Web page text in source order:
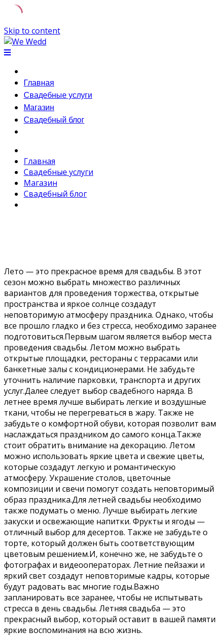
Skip to content
Главная
Свадебные услуги
Магазин
Свадебный блог
Главная
Свадебные услуги
Магазин
Свадебный блог
Лето — это прекрасное время для свадьбы. В этот
сезон можно выбрать множество различных
вариантов для проведения торжества, открытые
пространства и яркое солнце создадут
неповторимую атмосферу праздника. Однако, чтобы
все прошло гладко и без стресса, необходимо заранее
подготовиться.Первым шагом является выбор места
проведения свадьбы. Летом можно выбрать
открытые площадки, рестораны с террасами или
банкетные залы с кондиционерами. Не забудьте
уточнить наличие парковки, транспорта и других
услуг.Далее следует выбор свадебного наряда. В
летнее время лучше выбирать легкие и воздушные
ткани, чтобы не перегреваться в жару. Также не
забудьте о комфортной обуви, которая позволит вам
наслаждаться праздником до самого конца.Также
стоит обратить внимание на декорацию. Летом
можно использовать яркие цвета и свежие цветы,
которые создадут легкую и романтическую
атмосферу. Украшение столов, цветочные
композиции и свечи помогут создать неповторимый
образ праздника.Для летней свадьбы необходимо
также подумать о меню. Лучше выбирать легкие
закуски и освежающие напитки. Фрукты и ягоды —
отличный выбор для десертов. Также не забудьте о
торте, который должен быть соответствующим
цветовым решением.И, конечно же, не забудьте о
фотографах и видеооператорах. Летние пейзажи и
яркий свет создадут неповторимые кадры, которые
будут радовать вас многие годы.Важно
запланировать все заранее, чтобы не испытывать
стресса в день свадьбы. Летняя свадьба — это
прекрасный выбор, который оставит в вашей памяти
яркие воспоминания на всю жизнь.